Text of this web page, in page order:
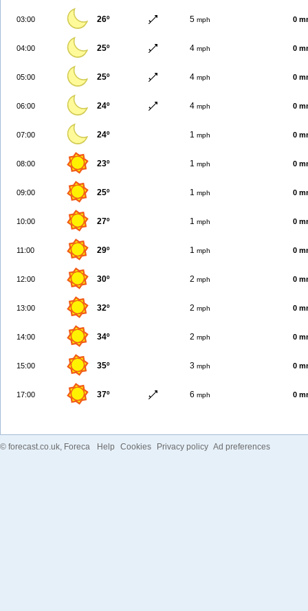
03:00 26º 5 mph 0
04:00 25º 4 mph 0
05:00 25º 4 mph 0
06:00 24º 4 mph 0
07:00 24º 1 mph 0
08:00 23º 1 mph 0
09:00 25º 1 mph 0
10:00 27º 1 mph 0
11:00 29º 1 mph 0
12:00 30º 2 mph 0
13:00 32º 2 mph 0
14:00 34º 2 mph 0
15:00 35º 3 mph 0
17:00 37º 6 mph 0
© forecast.co.uk, Foreca Help Cookies Privacy policy Ad preferences